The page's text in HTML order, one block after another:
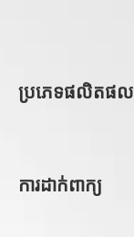
ប្រភេទផលិតផល
ការដាក់ពាក្យ